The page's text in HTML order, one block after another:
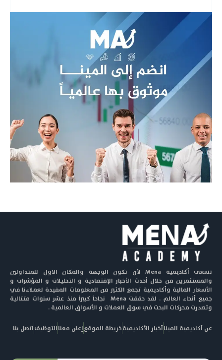
تسعى أكاديمية Mena لأن تكون الوجهة والمكان الاول للمتداولين
والمستثمرين من خلال أحدث الأخبار الإقتصادية و التحليلات و المؤشرات و
الأسعار المالية وأكاديمية تجمع الكثير من المعلومات المفيدة لعملاءنا في
جميع أنحاء العالم . لقد حققت Mena نجاحاً كبيراً منذ عشر سنوات متتالية
وتصدرت محركات البحث في سوق العملات و الأسواق العالمية .
عن أكاديمية الميناأخبار الأكاديميةخريطة الموقعإعلن معناالتوظيفاتصل بنا